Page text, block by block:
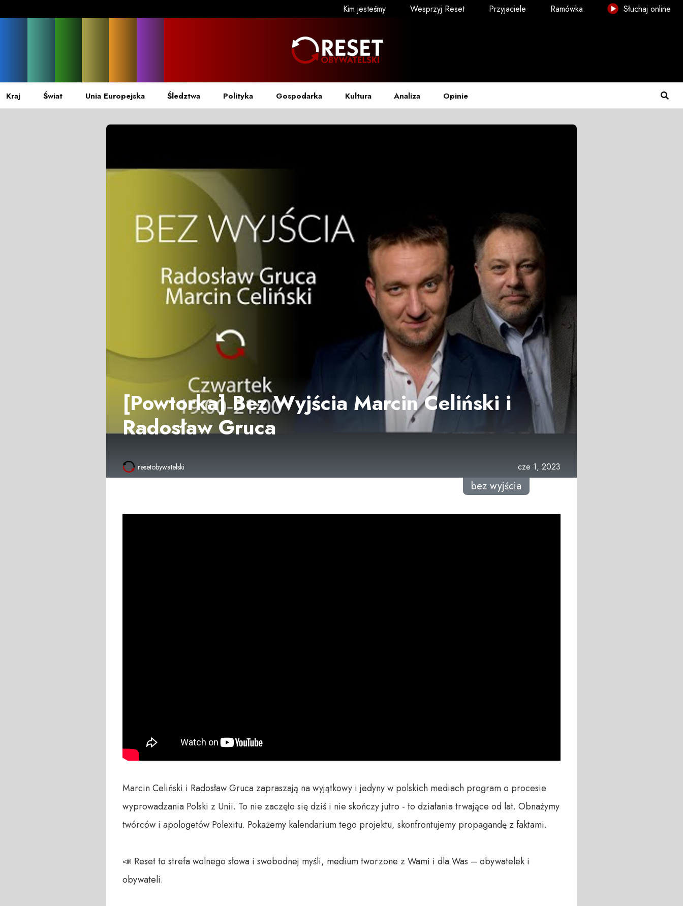
Kim jesteśmy Wesprzyj Reset Przyjaciele Ramówka Słuchaj online
Kraj Świat Unia Europejska Śledztwa Polityka Gospodarka Kultura Analiza Opinie
[Powtorka] Bez Wyjścia Marcin Celiński i
Radosław Gruca
resetobywatelski cze 1, 2023
bez wyjścia
Marcin Celiński i Radosław Gruca zapraszają na wyjątkowy i jedyny w polskich mediach program o procesie
wyprowadzania Polski z Unii. To nie zaczęło się dziś i nie skończy jutro - to działania trwające od lat. Obnażymy
twórców i apologetów Polexitu. Pokażemy kalendarium tego projektu, skonfrontujemy propagandę z faktami.
📣 Reset to strefa wolnego słowa i swobodnej myśli, medium tworzone z Wami i dla Was – obywatelek i
obywateli.